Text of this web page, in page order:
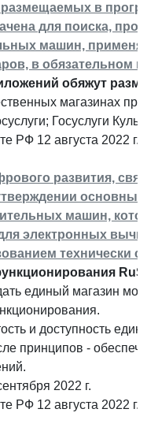
в
для поиска,
машин,
в обязательном
обяжут
магазинах
Госуслуги
РФ 12 августа 2022
развития,
утверждении
машин,
электронных
технически
единый магазин
и доступность
принципов -
2022 г.
РФ 12 августа 2022